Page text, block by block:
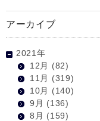
アーカイブ
2021年
12月
(82)
11月
(319)
10月
(140)
9月 (136)
8月 (159)